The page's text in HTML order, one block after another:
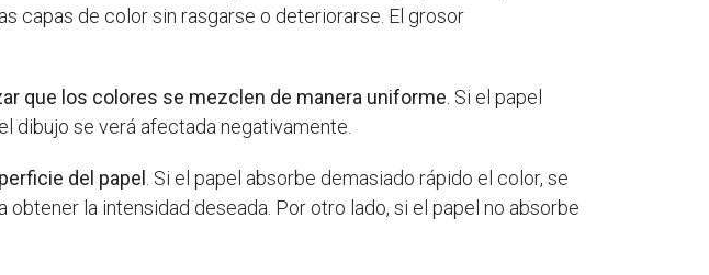
capas de color sin rasgarse o deteriorarse. El grosor
que los colores se mezclen de manera uniforme. Si el papel
dibujo se verá afectada negativamente.
del papel . Si el papel absorbe demasiado rápido el color, se
la intensidad deseada. Por otro lado, si el papel no absorbe